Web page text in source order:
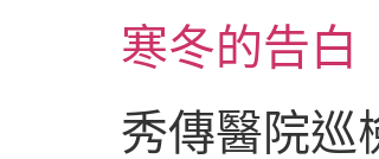
寒冬的告白
秀傳醫院巡